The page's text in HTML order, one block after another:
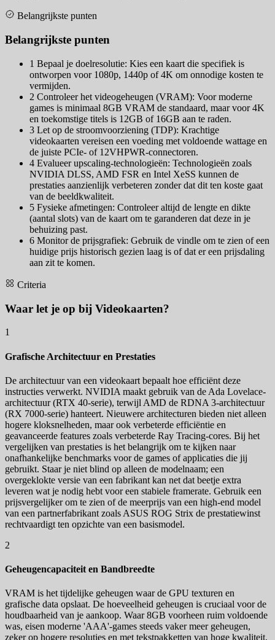
Belangrijkste punten
Belangrijkste punten
1 Bepaal je doelresolutie: Kies een kaart die specifiek is
ontworpen voor 1080p, 1440p of 4K om onnodige kosten te
vermijden.
2 Controleer het videogeheugen (VRAM): Voor moderne
games is minimaal 8GB VRAM de standaard, maar voor 4K
en toekomstige titels is 12GB of 16GB aan te raden.
3 Let op de stroomvoorziening (TDP): Krachtige
videokaarten vereisen een voeding met voldoende wattage en
de juiste PCIe- of 12VHPWR-connectoren.
4 Evalueer upscaling-technologieën: Technologieën zoals
NVIDIA DLSS, AMD FSR en Intel XeSS kunnen de
prestaties aanzienlijk verbeteren zonder dat dit ten koste gaat
van de beeldkwaliteit.
5 Fysieke afmetingen: Controleer altijd de lengte en dikte
(aantal slots) van de kaart om te garanderen dat deze in je
behuizing past.
6 Monitor de prijsgrafiek: Gebruik de vindle om te zien of een
huidige prijs historisch gezien laag is of dat er een prijsdaling
aan zit te komen.
Criteria
Waar let je op bij Videokaarten?
1
Grafische Architectuur en Prestaties
De architectuur van een videokaart bepaalt hoe efficiënt deze
instructies verwerkt. NVIDIA maakt gebruik van de Ada Lovelace-
architectuur (RTX 40-serie), terwijl AMD de RDNA 3-architectuur
(RX 7000-serie) hanteert. Nieuwere architecturen bieden niet alleen
hogere kloksnelheden, maar ook verbeterde efficiëntie en
geavanceerde features zoals verbeterde Ray Tracing-cores. Bij het
vergelijken van prestaties is het belangrijk om te kijken naar
onafhankelijke benchmarks voor de games of applicaties die jij
gebruikt. Staar je niet blind op alleen de modelnaam; een
overgeklokte versie van een fabrikant kan net dat beetje extra
leveren wat je nodig hebt voor een stabiele framerate. Gebruik een
prijsvergelijker om te zien of de meerprijs van een high-end model
van een partnerfabrikant zoals ASUS ROG Strix de prestatiewinst
rechtvaardigt ten opzichte van een basismodel.
2
Geheugencapaciteit en Bandbreedte
VRAM is het tijdelijke geheugen waar de GPU texturen en
grafische data opslaat. De hoeveelheid geheugen is cruciaal voor de
houdbaarheid van je aankoop. Waar 8GB voorheen ruim voldoende
was, eisen moderne 'AAA'-games steeds vaker meer geheugen,
zeker op hogere resoluties en met tekstpakketten van hoge kwaliteit.